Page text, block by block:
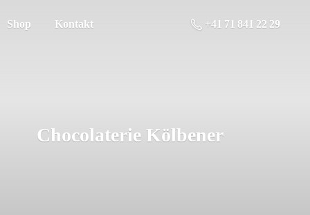
Shop Kontakt +41 71 841 22 29
Chocolaterie Kölbener